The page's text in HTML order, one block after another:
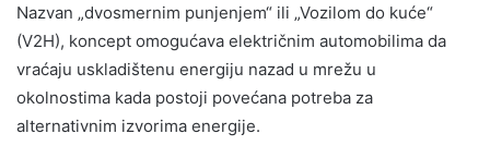
Nazvan „dvosmernim punjenjem“ ili „Vozilom do kuće“
(V2H), koncept omogućava električnim automobilima da
vraćaju uskladištenu energiju nazad u mrežu u
okolnostima kada postoji povećana potreba za
alternativnim izvorima energije.